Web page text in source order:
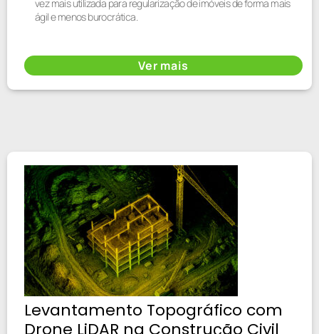
vez mais utilizada para regularização de imóveis de forma mais
ágil e menos burocrática.
Ver mais
Levantamento Topográfico com
Drone LiDAR na Construção Civil